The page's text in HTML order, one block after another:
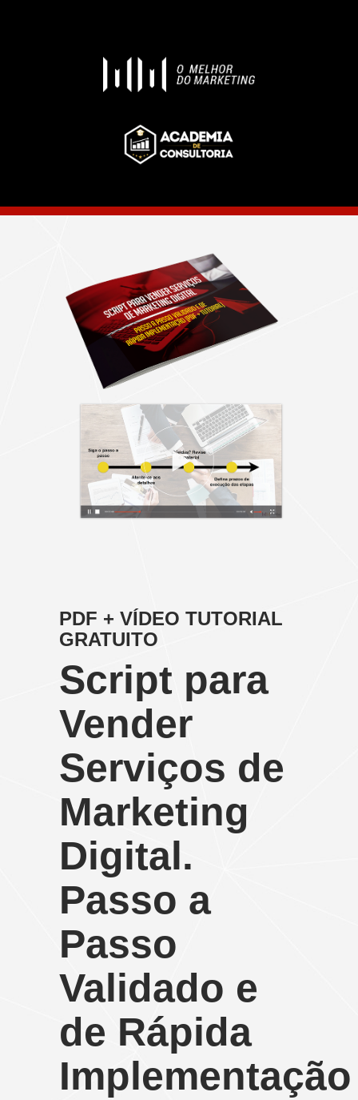
PDF + VÍDEO TUTORIAL
GRATUITO
Script para
Vender
Serviços de
Marketing
Digital.
Passo a
Passo
Validado e
de Rápida
Implementação